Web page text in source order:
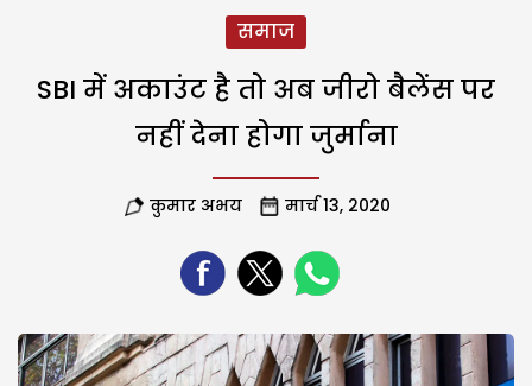
समाज
SBI में अकाउंट है तो अब जीरो बैलेंस पर
नहीं देना होगा जुर्माना
कुमार अभय मार्च 13, 2020